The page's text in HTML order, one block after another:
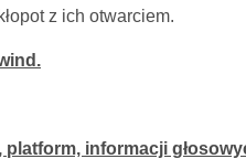
z ich otwarciem.
informacji